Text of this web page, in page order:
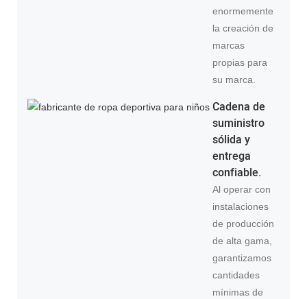
enormemente
la creación de
marcas
propias para
su marca.
Cadena de
suministro
sólida y
entrega
confiable.
Al operar con
instalaciones
de producción
de alta gama,
garantizamos
cantidades
mínimas de